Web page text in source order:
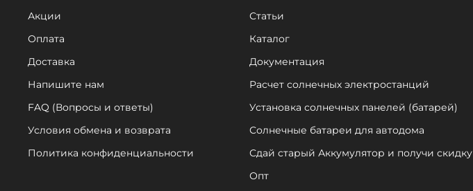
Акции
Оплата
Доставка
Напишите нам
FAQ (Вопросы и ответы)
Условия обмена и возврата
Политика конфиденциальности
Статьи
Каталог
Документация
Расчет солнечных электростанций
Установка солнечных панелей (батарей)
Солнечные батареи для автодома
Сдай старый Аккумулятор и получи скидку
Опт